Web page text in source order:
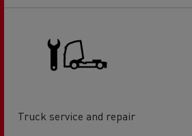
Truck service and repair